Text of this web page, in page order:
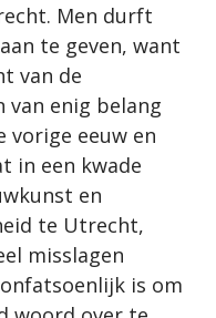
Men durft
te geven, want
van de
van enig belang
vorige eeuw en
in een kwade
en
te Utrecht,
misslagen
is om